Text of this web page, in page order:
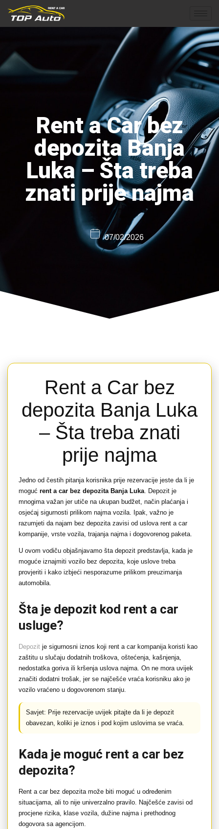
Rent a Car bez
depozita Banja
Luka – Šta treba
znati prije najma
07/02/2026
Rent a Car bez
depozita Banja Luka
– Šta treba znati
prije najma
Jedno od čestih pitanja korisnika prije rezervacije jeste da li je
moguć rent a car bez depozita Banja Luka. Depozit je
mnogima važan jer utiče na ukupan budžet, način plaćanja i
osjećaj sigurnosti prilikom najma vozila. Ipak, važno je
razumjeti da najam bez depozita zavisi od uslova rent a car
kompanije, vrste vozila, trajanja najma i dogovorenog paketa.
U ovom vodiču objašnjavamo šta depozit predstavlja, kada je
moguće iznajmiti vozilo bez depozita, koje uslove treba
provjeriti i kako izbjeći nesporazume prilikom preuzimanja
automobila.
Šta je depozit kod rent a car
usluge?
Depozit je sigurnosni iznos koji rent a car kompanija koristi kao
zaštitu u slučaju dodatnih troškova, oštećenja, kašnjenja,
nedostatka goriva ili kršenja uslova najma. On ne mora uvijek
značiti dodatni trošak, jer se najčešće vraća korisniku ako je
vozilo vraćeno u dogovorenom stanju.
Savjet: Prije rezervacije uvijek pitajte da li je depozit
obavezan, koliki je iznos i pod kojim uslovima se vraća.
Kada je moguć rent a car bez
depozita?
Rent a car bez depozita može biti moguć u određenim
situacijama, ali to nije univerzalno pravilo. Najčešće zavisi od
procjene rizika, klase vozila, dužine najma i prethodnog
dogovora sa agencijom.